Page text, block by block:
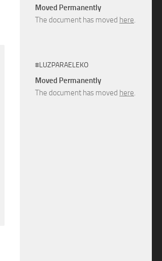
Moved Permanently
The document has moved here.
#LUZPARAELEKO
Moved Permanently
The document has moved here.